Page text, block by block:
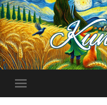
Toggle
mobile